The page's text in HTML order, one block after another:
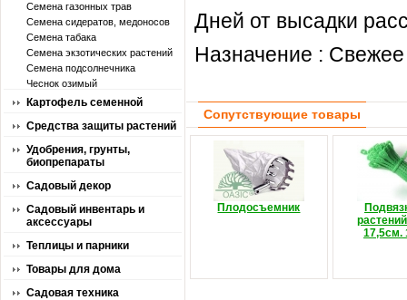
Семена газонных трав
Семена сидератов, медоносов
Семена табака
Семена экзотических растений
Семена подсолнечника
Чеснок озимый
Картофель семенной
Средства защиты растений
Удобрения, грунты,
биопрепараты
Садовый декор
Садовый инвентарь и
аксессуары
Теплицы и парники
Товары для дома
Садовая техника
Дней от высадки
Назначение :
Сопутствующие товары
Плодосъемник
17,5см.